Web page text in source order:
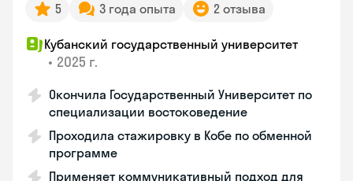
5 3 года опыта 2 отзыва
Кубанский государственный университет
• 2025 г.
Окончила Государственный Университет по
специализации востоковедение
Проходила стажировку в Кобе по обменной
программе
Применяет коммуникативный подход для